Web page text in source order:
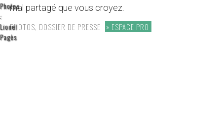
mal partagé que vous croyez.
PHOTOS, DOSSIER DE PRESSE ESPACE PRO
Photos
:
Lionel
Pagès